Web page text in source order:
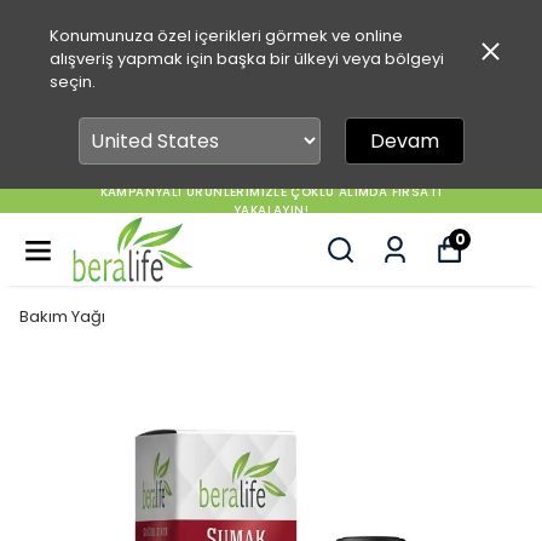
Konumunuza özel içerikleri görmek ve online
alışveriş yapmak için başka bir ülkeyi veya bölgeyi
seçin.
Devam
KAMPANYALI ÜRÜNLERİMİZLE ÇOKLU ALIMDA FIRSATI
YAKALAYIN!
0
Bakım Yağı